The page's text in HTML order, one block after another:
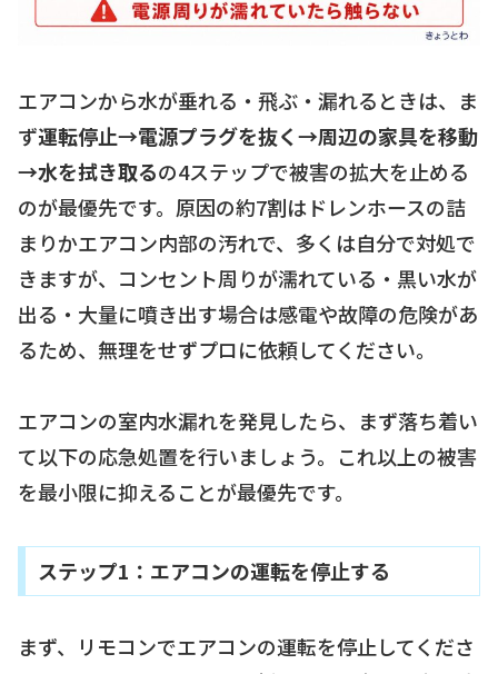
エアコンから水が垂れる・飛ぶ・漏れるときは、ま
ず運転停止→電源プラグを抜く→周辺の家具を移動
→水を拭き取るの4ステップで被害の拡大を止める
のが最優先です。原因の約7割はドレンホースの詰
まりかエアコン内部の汚れで、多くは自分で対処で
きますが、コンセント周りが濡れている・黒い水が
出る・大量に噴き出す場合は感電や故障の危険があ
るため、無理をせずプロに依頼してください。
エアコンの室内水漏れを発見したら、まず落ち着い
て以下の応急処置を行いましょう。これ以上の被害
を最小限に抑えることが最優先です。
ステップ1：エアコンの運転を停止する
まず、リモコンでエアコンの運転を停止してくださ